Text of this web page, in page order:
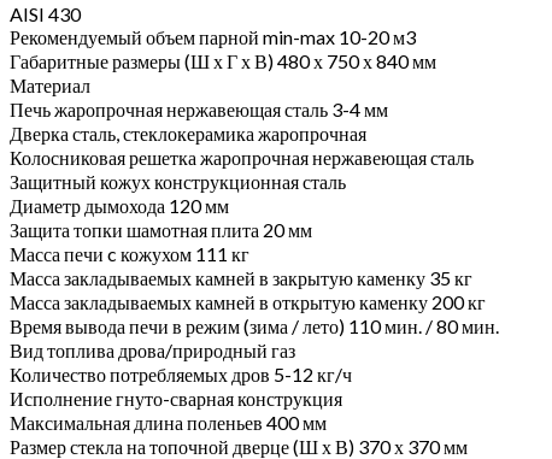
AISI 430
Рекомендуемый объем парной min-max 10-20 м3
Габаритные размеры (Ш х Г х В) 480 х 750 х 840 мм
Материал
Печь жаропрочная нержавеющая сталь 3-4 мм
Дверка сталь, стеклокерамика жаропрочная
Колосниковая решетка жаропрочная нержавеющая сталь
Защитный кожух конструкционная сталь
Диаметр дымохода 120 мм
Защита топки шамотная плита 20 мм
Масса печи c кожухом 111 кг
Масса закладываемых камней в закрытую каменку 35 кг
Масса закладываемых камней в открытую каменку 200 кг
Время вывода печи в режим (зима / лето) 110 мин. / 80 мин.
Вид топлива дрова/природный газ
Количество потребляемых дров 5-12 кг/ч
Исполнение гнуто-сварная конструкция
Максимальная длина поленьев 400 мм
Размер стекла на топочной дверце (Ш х В) 370 х 370 мм